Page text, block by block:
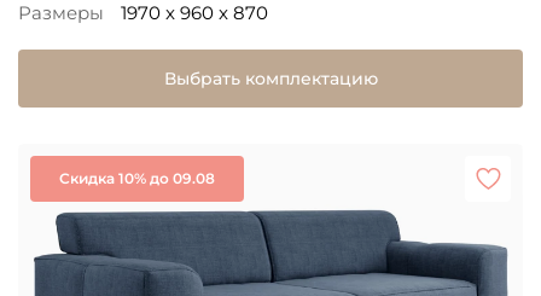
Размеры 1970 x 960 x 870
Выбрать комплектацию
Скидка 10% до 09.08